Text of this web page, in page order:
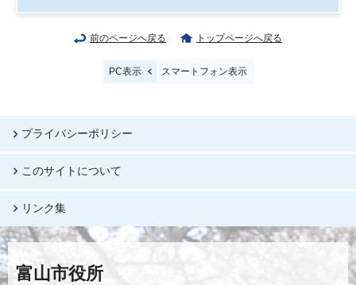
前のページへ戻る トップページへ戻る
PC表示 スマートフォン表示
プライバシーポリシー
このサイトについて
リンク集
富山市役所